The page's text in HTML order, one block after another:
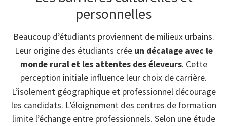
personnelles
Beaucoup d’étudiants proviennent de milieux urbains.
Leur origine des étudiants crée un décalage avec le
monde rural et les attentes des éleveurs. Cette
perception initiale influence leur choix de carrière.
L’isolement géographique et professionnel décourage
les candidats. L’éloignement des centres de formation
limite l’échange entre professionnels. Selon une étude